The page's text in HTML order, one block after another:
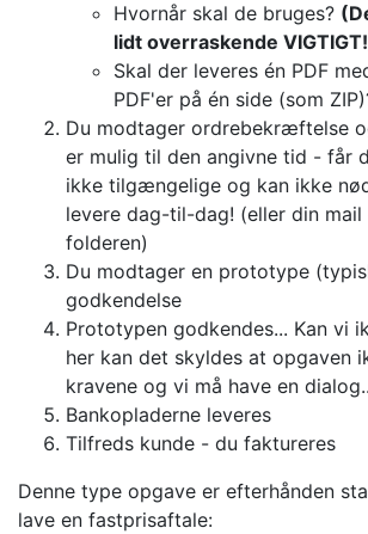
Hvornår skal de bruges?
lidt overraskende
Skal der leveres én PDF
PDF'er på én side (som
Du modtager ordrebekræftelse
er mulig til den angivne tid - får
ikke tilgængelige og kan ikke
levere dag-til-dag! (eller din mail
folderen)
Du modtager en prototype
godkendelse
Prototypen godkendes... Kan vi
her kan det skyldes at opgaven
kravene og vi må have en
Bankopladerne leveres
Tilfreds kunde - du faktureres
Denne type opgave er efterhånden
lave en fastprisaftale: